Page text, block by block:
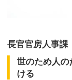
長官官房人事
世のため人
ける